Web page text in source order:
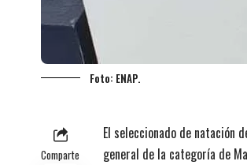
Foto: ENAP.
Comparte
El seleccionado de natación
general de la categoría de